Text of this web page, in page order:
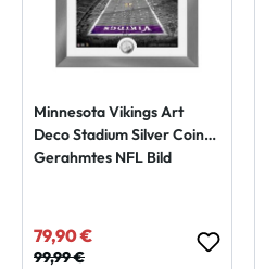
Minnesota Vikings Art
Deco Stadium Silver Coin
Gerahmtes NFL Bild
Verkaufspreis:
79,90 €
Regulärer Preis:
99,99 €